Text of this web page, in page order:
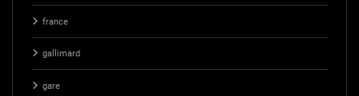
france
gallimard
gare